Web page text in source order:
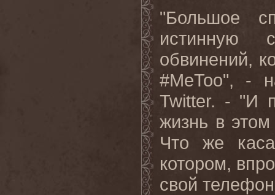
"Большое
истинную
обвинений,
#MeToo", -
Twitter. - "И
жизнь в этом
Что же
котором,
свой